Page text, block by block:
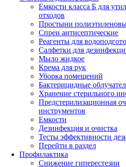
Емкости класса Б для
отходов
Простыни
Спреи антисептические
Реагенты для
Салфетки для
Мыло жидкое
Крема для рук
Уборка помещений
Бактерицидные
Хранение стерильного
Предстерилизационная
инструментов
Емкости
Дезинфекция и очистка
Тесты эффективности
Перейти в раздел
Профилактика
Снижение гиперестезии